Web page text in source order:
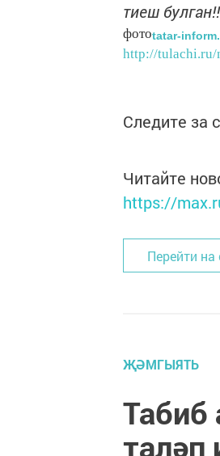
тиеш
фотоtatar-
http://tulachi.ru/
Следите
Читайте
https://
Перейти на
ҖӘМГЫЯТЬ
Табиб
таләп